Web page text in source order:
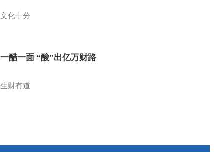
文化十分
一醋一面 “酸”出亿万财路
生财有道